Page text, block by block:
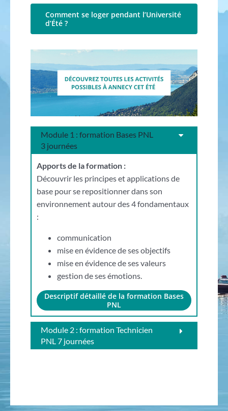
Comment se loger pendant l’Université
d’Été ?
Module 1 : formation Bases PNL
3 journées
Apports de la formation :
Découvrir les principes et applications de
base pour se repositionner dans son
environnement autour des 4 fondamentaux
:
communication
mise en évidence de ses objectifs
mise en évidence de ses valeurs
gestion de ses émotions.
Descriptif détaillé de la formation Bases
PNL
Module 2 : formation Technicien
PNL 7 journées